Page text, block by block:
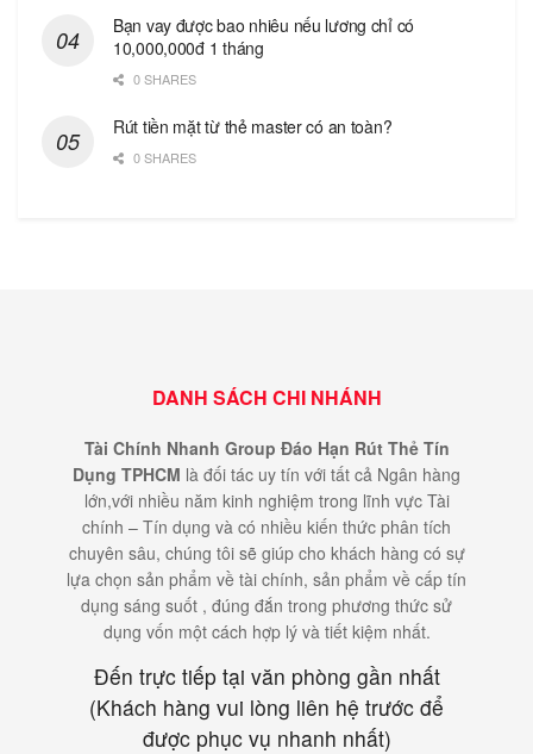
Bạn vay được bao nhiêu nếu lương chỉ có
10,000,000đ 1 tháng
0 SHARES
Rút tiền mặt từ thẻ master có an toàn?
0 SHARES
DANH SÁCH CHI NHÁNH
Tài Chính Nhanh Group Đáo Hạn Rút Thẻ Tín
Dụng TPHCM là đối tác uy tín với tất cả Ngân hàng
lớn,với nhiều năm kinh nghiệm trong lĩnh vực Tài
chính – Tín dụng và có nhiều kiến thức phân tích
chuyên sâu, chúng tôi sẽ giúp cho khách hàng có sự
lựa chọn sản phẩm về tài chính, sản phẩm về cấp tín
dụng sáng suốt , đúng đắn trong phương thức sử
dụng vốn một cách hợp lý và tiết kiệm nhất.
Đến trực tiếp tại văn phòng gần nhất
(Khách hàng vui lòng liên hệ trước để
được phục vụ nhanh nhất)